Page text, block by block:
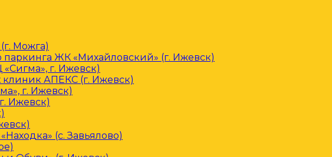
Можга)
ЖК «Михайловский» (г. Ижевск)
г. Ижевск)
клиник АПЕКС (г. Ижевск)
г. Ижевск)
Ижевск)
(с. Завьялово)